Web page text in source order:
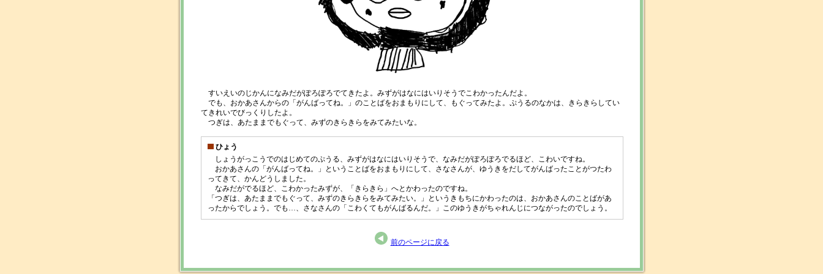
すいえいのじかんになみだがぽろぽろでてきたよ。みずがはなにはいりそうでこわかったんだよ。
でも、おかあさんからの「がんばってね。」のことばをおまもりにして、もぐってみたよ。ぷうるのなかは、きらきらしてい
てきれいでびっくりしたよ。
つぎは、あたままでもぐって、みずのきらきらをみてみたいな。
ひょう
しょうがっこうでのはじめてのぷうる、みずがはなにはいりそうで、なみだがぽろぽろでるほど、こわいですね。
おかあさんの「がんばってね。」ということばをおまもりにして、さなさんが、ゆうきをだしてがんばったことがつたわ
ってきて、かんどうしました。
なみだがでるほど、こわかったみずが、「きらきら」へとかわったのですね。
「つぎは、あたままでもぐって、みずのきらきらをみてみたい。」というきもちにかわったのは、おかあさんのことばがあ
ったからでしょう。でも…、さなさんの「こわくてもがんばるんだ。」このゆうきがちゃれんじにつながったのでしょう。
前のページに戻る